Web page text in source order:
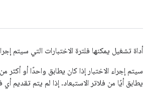
أداة تشغيل يمكنها فلترة الاختبارات التي سيتم
سيتم إجراء الاختبار إذا كان يطابق واحدًا أو أكثر
يطابق أيًا من فلاتر الاستبعاد. إذا لم يتم تقديم